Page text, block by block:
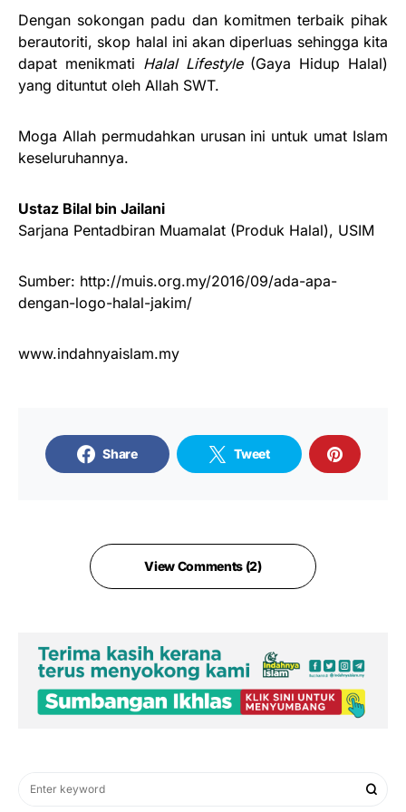
Dengan sokongan padu dan komitmen terbaik pihak
berautoriti, skop halal ini akan diperluas sehingga kita
dapat menikmati Halal Lifestyle(Gaya Hidup Halal)
yang dituntut oleh Allah SWT.
Moga Allah permudahkan urusan ini untuk umat Islam
keseluruhannya.
Ustaz Bilal bin Jailani
Sarjana Pentadbiran Muamalat (Produk Halal), USIM
Sumber: http://muis.org.my/2016/09/ada-apa-
dengan-logo-halal-jakim/
www.indahnyaislam.my
Share Tweet
View Comments (2)